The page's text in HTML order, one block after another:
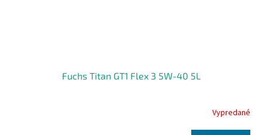
Fuchs Titan GT1 Flex 3 5W-40 5L
Vypredané